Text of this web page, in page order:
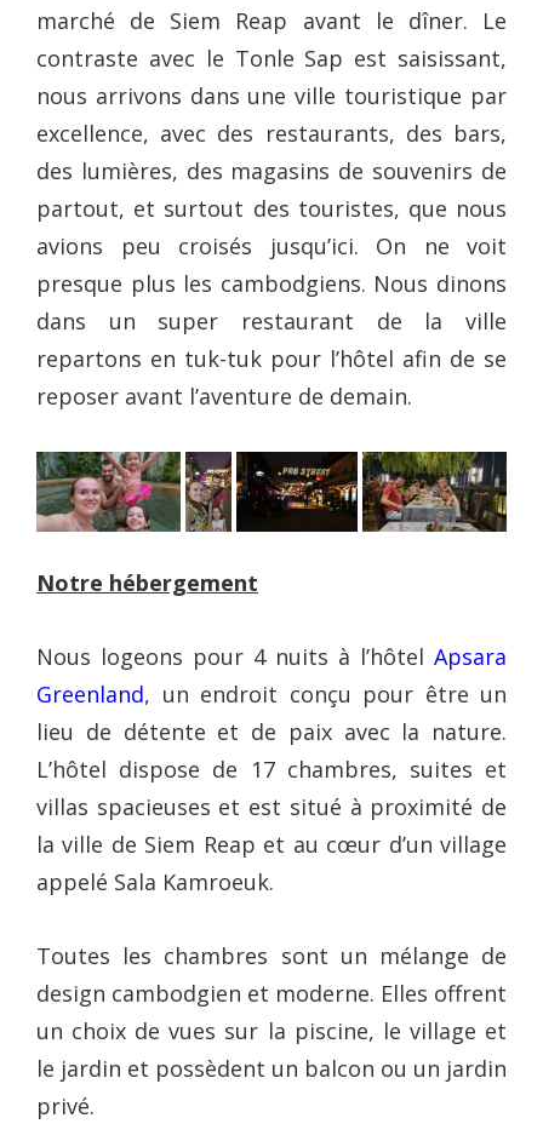
marché de Siem Reap avant le dîner. Le
contraste avec le Tonle Sap est saisissant,
nous arrivons dans une ville touristique par
excellence, avec des restaurants, des bars,
des lumières, des magasins de souvenirs de
partout, et surtout des touristes, que nous
avions peu croisés jusqu’ici. On ne voit
presque plus les cambodgiens. Nous dinons
dans un super restaurant de la ville
repartons en tuk-tuk pour l’hôtel afin de se
reposer avant l’aventure de demain.
Notre hébergement
Nous logeons pour 4 nuits à l’hôtel Apsara
Greenland, un endroit conçu pour être un
lieu de détente et de paix avec la nature.
L’hôtel dispose de 17 chambres, suites et
villas spacieuses et est situé à proximité de
la ville de Siem Reap et au cœur d’un village
appelé Sala Kamroeuk.
Toutes les chambres sont un mélange de
design cambodgien et moderne. Elles offrent
un choix de vues sur la piscine, le village et
le jardin et possèdent un balcon ou un jardin
privé.